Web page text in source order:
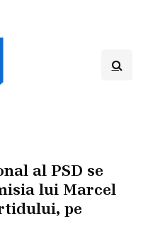
al PSD se
lui Marcel
pe